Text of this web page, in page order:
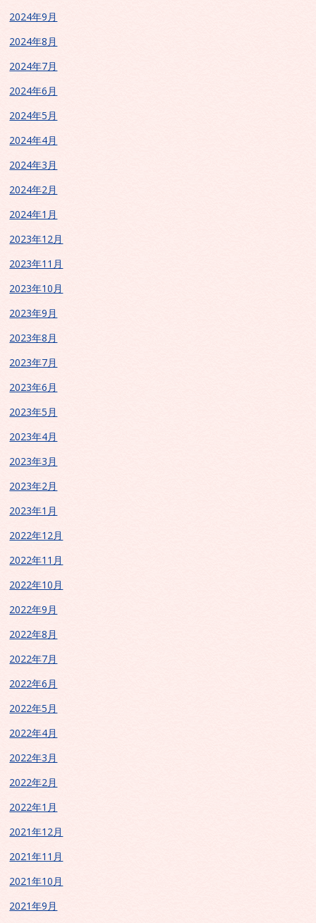
2024年9月
2024年8月
2024年7月
2024年6月
2024年5月
2024年4月
2024年3月
2024年2月
2024年1月
2023年12月
2023年11月
2023年10月
2023年9月
2023年8月
2023年7月
2023年6月
2023年5月
2023年4月
2023年3月
2023年2月
2023年1月
2022年12月
2022年11月
2022年10月
2022年9月
2022年8月
2022年7月
2022年6月
2022年5月
2022年4月
2022年3月
2022年2月
2022年1月
2021年12月
2021年11月
2021年10月
2021年9月